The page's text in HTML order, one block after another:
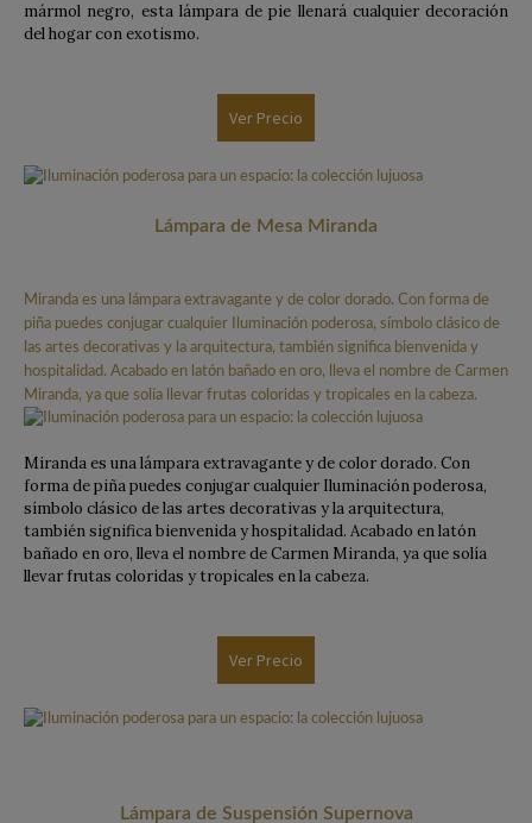
mármol negro, esta lámpara de pie llenará cualquier decoración
del hogar con exotismo.
Ver Precio
Lámpara de Mesa Miranda
Miranda es una lámpara extravagante y de color dorado. Con forma de
piña puedes conjugar cualquier Iluminación poderosa, símbolo clásico de
las artes decorativas y la arquitectura, también significa bienvenida y
hospitalidad. Acabado en latón bañado en oro, lleva el nombre de Carmen
Miranda, ya que solía llevar frutas coloridas y tropicales en la cabeza.
Miranda es una lámpara extravagante y de color dorado. Con
forma de piña puedes conjugar cualquier Iluminación poderosa,
símbolo clásico de las artes decorativas y la arquitectura,
también significa bienvenida y hospitalidad. Acabado en latón
bañado en oro, lleva el nombre de Carmen Miranda, ya que solía
llevar frutas coloridas y tropicales en la cabeza.
Ver Precio
Lámpara de Suspensión Supernova